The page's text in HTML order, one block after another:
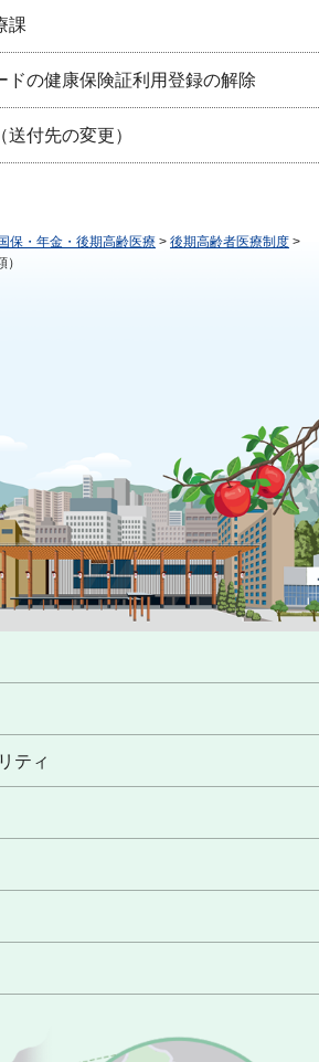
課
ドの健康保険証利用登録の解除
付先の変更）
国保・年金・後期高齢医療 > 後期高齢者医療制度 >
ティ